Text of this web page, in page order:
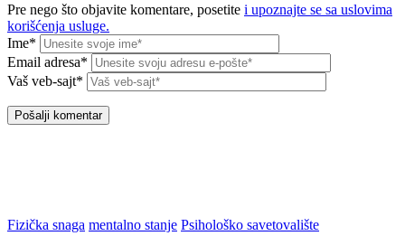
Pre nego što objavite komentare, posetite i upoznajte se sa uslovima
korišćenja usluge.
Ime*
Email adresa*
Vaš veb-sajt*
Fizička snaga mentalno stanje Psihološko savetovalište